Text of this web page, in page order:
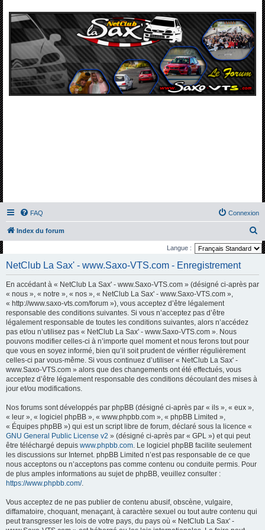
FAQ Connexion
Index du forum
e
Langue :
NetClub La Sax' - www.Saxo-VTS.com - Enregistrement
En accédant à « NetClub La Sax' - www.Saxo-VTS.com » (désigné ci-après par
« nous », « notre », « nos », « NetClub La Sax' - www.Saxo-VTS.com »,
« http://www.saxo-vts.com/forum »), vous acceptez d’être légalement
responsable des conditions suivantes. Si vous n’acceptez pas d’être
légalement responsable de toutes les conditions suivantes, alors n’accédez
pas et/ou n’utilisez pas « NetClub La Sax' - www.Saxo-VTS.com ». Nous
pouvons modifier celles-ci à n’importe quel moment et nous ferons tout pour
que vous en soyez informé, bien qu’il soit prudent de vérifier régulièrement
celles-ci par vous-même. Si vous continuez d’utiliser « NetClub La Sax' -
www.Saxo-VTS.com » alors que des changements ont été effectués, vous
acceptez d’être légalement responsable des conditions découlant des mises à
jour et/ou modifications.
Nos forums sont développés par phpBB (désigné ci-après par « ils », « eux »,
« leur », « logiciel phpBB », « www.phpbb.com », « phpBB Limited »,
« Équipes phpBB ») qui est un script libre de forum, déclaré sous la licence «
GNU General Public License v2 » (désigné ci-après par « GPL ») et qui peut
être téléchargé depuis www.phpbb.com. Le logiciel phpBB facilite seulement
les discussions sur Internet. phpBB Limited n’est pas responsable de ce que
nous acceptons ou n’acceptons pas comme contenu ou conduite permis. Pour
de plus amples informations au sujet de phpBB, veuillez consulter :
https://www.phpbb.com/.
Vous acceptez de ne pas publier de contenu abusif, obscène, vulgaire,
diffamatoire, choquant, menaçant, à caractère sexuel ou tout autre contenu qui
peut transgresser les lois de votre pays, du pays où « NetClub La Sax' -